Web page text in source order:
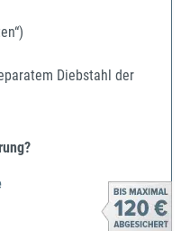
Diebstahl der